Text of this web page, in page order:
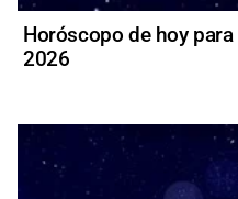
Horóscopo de hoy
2026